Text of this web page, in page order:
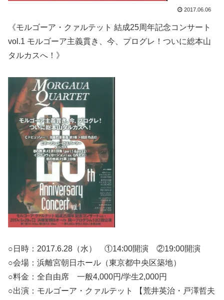
2017.06.06
《モルゴーア・クァルテット 結成25周年記念コンサート
vol.1 モルゴーア主義貫き、今、プログレ！ついに総本山
タルカスへ！》
○日時：2017.6.28（水） ①14:00開演 ②19:00開演
○会場：浜離宮朝日ホール（東京都中央区築地）
○料金：全自由席 一般4,000円/学生2,000円
○出演：モルゴーア・クァルテット 【荒井英治・戸澤哲夫